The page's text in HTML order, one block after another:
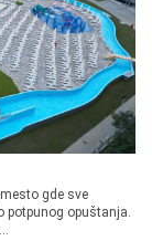
gde sve
potpunog opuštanja.